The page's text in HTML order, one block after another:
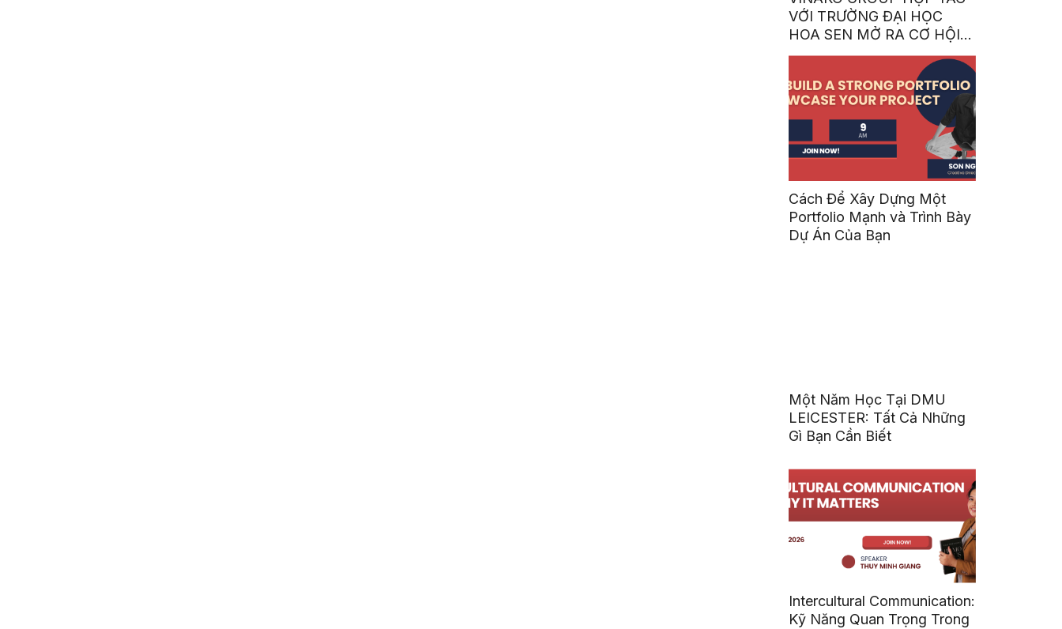
VỚI TRƯỜNG ĐẠI HỌC
HOA SEN MỞ RA CƠ HỘI
HỌC TẬP, LÀM VIỆC TẠI
HÀN QUỐC CHO SINH
VIÊN
Cách Để Xây Dựng Một
Portfolio Mạnh và Trình Bày
Dự Án Của Bạn
Một Năm Học Tại DMU
LEICESTER: Tất Cả Những
Gì Bạn Cần Biết
Intercultural Communication:
Kỹ Năng Quan Trọng Trong